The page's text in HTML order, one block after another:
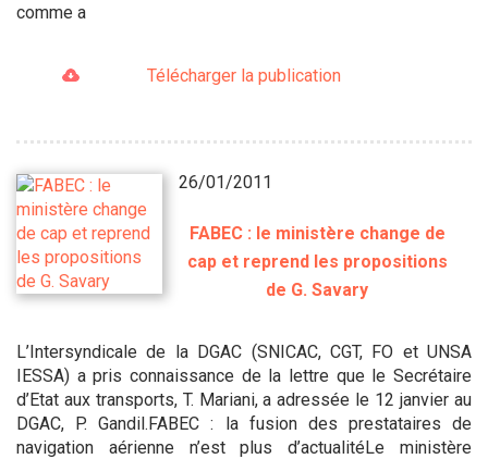
comme a
Télécharger la publication
26/01/2011
FABEC : le ministère change de
cap et reprend les propositions
de G. Savary
L’Intersyndicale de la DGAC (SNICAC, CGT, FO et UNSA
IESSA) a pris connaissance de la lettre que le Secrétaire
d’Etat aux transports, T. Mariani, a adressée le 12 janvier au
DGAC, P. Gandil.FABEC : la fusion des prestataires de
navigation aérienne n’est plus d’actualitéLe ministère